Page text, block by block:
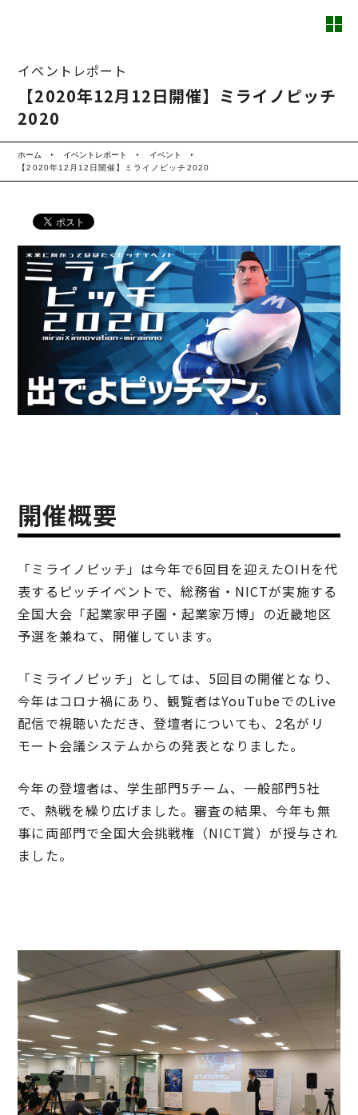
イベントレポート
【2020年12月12日開催】ミライノピッチ
2020
ホーム イベントレポート
イベント
【2020年12月12日開催】ミライノピッチ2020
開催概要
「ミライノピッチ」は今年で6回目を迎えたOIHを代
表するピッチイベントで、総務省・NICTが実施する
全国大会「起業家甲子園・起業家万博」の近畿地区
予選を兼ねて、開催しています。
「ミライノピッチ」としては、5回目の開催となり、
今年はコロナ禍にあり、観覧者はYouTubeでのLive
配信で視聴いただき、登壇者についても、2名がリ
モート会議システムからの発表となりました。
今年の登壇者は、学生部門5チーム、一般部門5社
で、熱戦を繰り広げました。審査の結果、今年も無
事に両部門で全国大会挑戦権（NICT賞）が授与され
ました。